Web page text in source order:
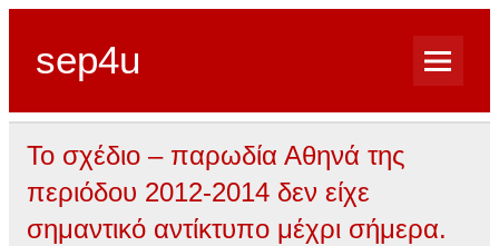
sep4u
Το σχέδιο – παρωδία Αθηνά της
περιόδου 2012-2014 δεν είχε
σημαντικό αντίκτυπο μέχρι σήμερα.